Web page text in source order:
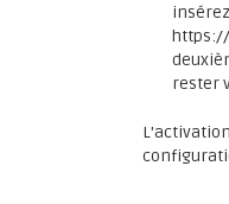
rester